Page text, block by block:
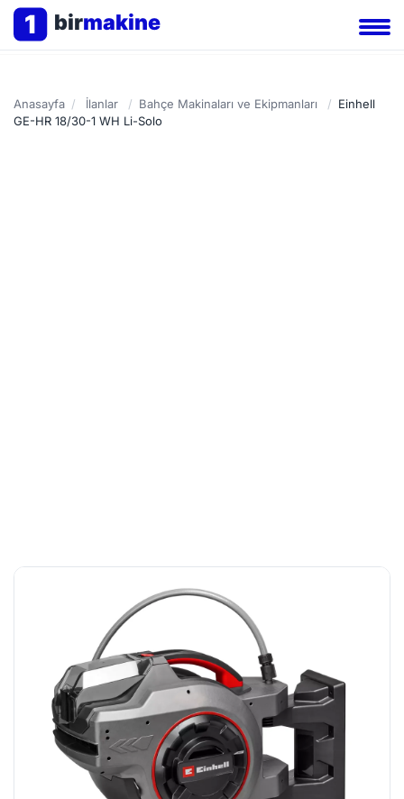
1 birmakine
Anasayfa / İlanlar / Bahçe Makinaları ve Ekipmanları / Einhell
GE-HR 18/30-1 WH Li-Solo